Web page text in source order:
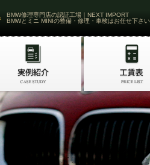
BMW修理専門店の認証工場｜NEXT IMPORT
BMWとミニ MINIの整備・修理・車検はお任せ下さい